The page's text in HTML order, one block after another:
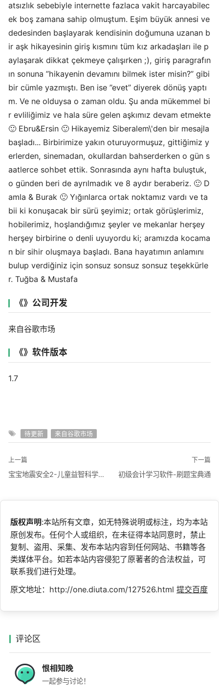
atsızlık sebebiyle internette fazlaca vakit harcayabilec
ek boş zamana sahip olmuştum. Eşim büyük annesi ve
dedesinden başlayarak kendisinin doğumuna uzanan b
ir aşk hikayesinin giriş kısmını tüm kız arkadaşları ile p
aylaşarak dikkat çekmeye çalışırken ;), giriş paragrafın
ın sonuna ”hikayenin devamını bilmek ister misin?” gibi
bir cümle yazmıştı. Ben ise ”evet” diyerek dönüş yaptı
m. Ve ne olduysa o zaman oldu. Şu anda mükemmel bi
r evliliğimiz ve hala süre gelen aşkımız devam etmekte
🙂 Ebru&Ersin 🙂 Hikayemiz Siberalem\'den bir mesajla
başladı... Birbirimize yakın oturuyormuşuz, gittiğimiz y
erlerden, sinemadan, okullardan bahserderken o gün s
aatlerce sohbet ettik. Sonrasında aynı hafta buluştuk,
o günden beri de ayrılmadık ve 8 aydır beraberiz. 🙂 D
amla & Burak 🙂 Yığınlarca ortak noktamız vardı ve ta
bii ki konuşacak bir sürü şeyimiz; ortak görüşlerimiz,
hobilerimiz, hoşlandığımız şeyler ve mekanlar herşey
herşey birbirine o denli uyuyordu ki; aramızda kocama
n bir sihir oluşmaya başladı. Bana hayatımın anlamını
bulup verdiğiniz için sonsuz sonsuz sonsuz teşekkürle
r. Tuğba & Mustafa
《》公司开发
来自谷歌市场
《》软件版本
1.7
待更新 来自谷歌市场
上一篇
宝宝地震安全2-儿童益智科学避难
下一篇
初级会计学习软件-刷题宝典通
版权声明:本站所有文章，如无特殊说明或标注，均为本站
原创发布。任何个人或组织，在未征得本站同意时，禁止
复制、盗用、采集、发布本站内容到任何网站、书籍等各
类媒体平台。如若本站内容侵犯了原著者的合法权益，可
联系我们进行处理。
原文地址：http://one.diuta.com/127526.html 提交百度
评论区
恨相知晚
一起参与讨论！